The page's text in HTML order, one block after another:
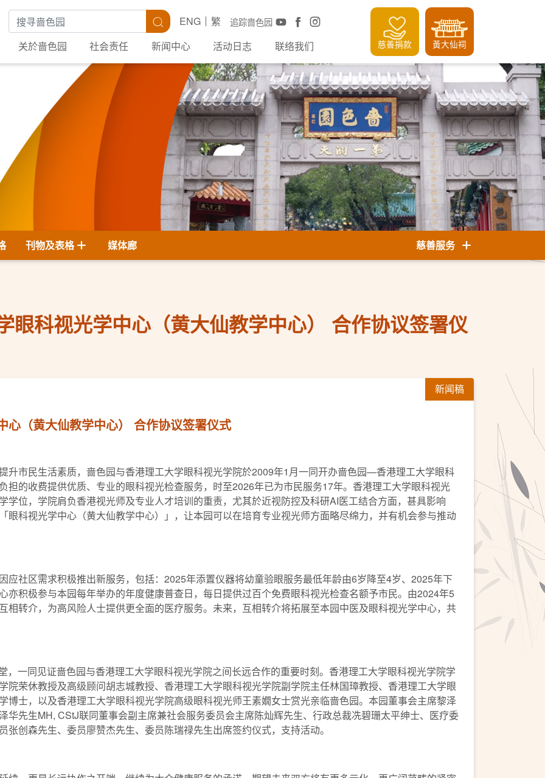
搜寻关键字 搜寻 追踪啬色园
ENG
繁
关於啬色园
社会责任 新闻中心 活动日志 联络我们 慈善捐款 黃大仙祠
刊物及表格 媒体廊 慈善服务
科视光学中心（黄大仙教学中心） 合作协议签署仪
新闻稿
（黄大仙教学中心） 合作协议签署仪式
升市民生活素质，啬色园与香港理工大学眼科视光学院於2009年1月一同开办啬色园—香港理工大学眼科
担的收费提供优质、专业的眼科视光检查服务，时至2026年已为市民服务17年。香港理工大学眼科视光
学位，学院肩负香港视光师及专业人才培训的重责，尤其於近视防控及科研AI医工结合方面，甚具影响
眼科视光学中心（黄大仙教学中心）」，让本园可以在培育专业视光师方面略尽绵力，并有机会参与推动
应社区需求积极推出新服务，包括：2025年添置仪器将幼童验眼服务最低年龄由6岁降至4岁、2025年下
亦积极参与本园每年举办的年度健康普查日，每日提供过百个免费眼科视光检查名额予市民。由2024年5
相转介，为高风险人士提供更全面的医疗服务。未来，互相转介将拓展至本园中医及眼科视光学中心，共
，一同见证啬色园与香港理工大学眼科视光学院之间长远合作的重要时刻。香港理工大学眼科视光学院学
院荣休教授及高级顾问胡志城教授、香港理工大学眼科视光学院副学院主任林国璋教授、香港理工大学眼
博士，以及香港理工大学眼科视光学院高级眼科视光师王素嫺女士赏光亲临啬色园。本园董事会主席黎泽
华先生MH, CStJ联同董事会副主席兼社会服务委员会主席陈灿辉先生、行政总裁冼碧珊太平绅士、医疗委
创森先生、委员廖赞杰先生、委员陈瑞禄先生出席签约仪式，支持活动。